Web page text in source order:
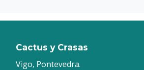
Cactus y Crasas
Vigo, Pontevedra.